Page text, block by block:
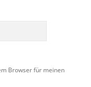
Browser für meinen